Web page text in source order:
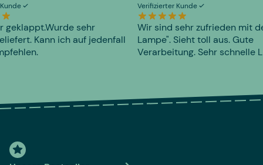
geklappt.Wurde sehr
Kann ich auf jedenfall
Verifizierter Kunde
Wir sind sehr zufrieden mit
Lampe". Sieht toll aus. Gute
Verarbeitung. Sehr schnelle